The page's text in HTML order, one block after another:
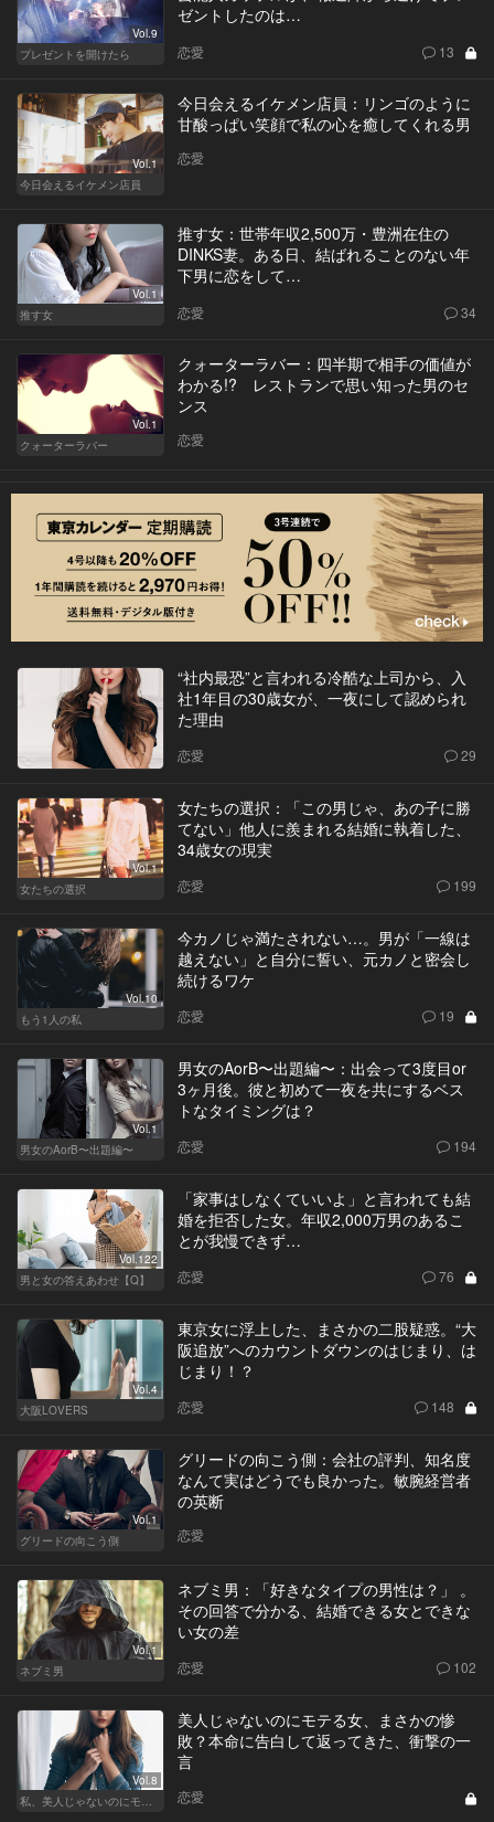
Vol.9
プレゼントを開けたら
ゼントしたのは…
恋愛 13
Vol.1
今日会えるイケメン店員
今日会えるイケメン店員：リンゴのように
甘酸っぱい笑顔で私の心を癒してくれる男
恋愛
Vol.1
推す女
推す女：世帯年収2,500万・豊洲在住の
DINKS妻。ある日、結ばれることのない年
下男に恋をして…
恋愛 34
Vol.1
クォーターラバー
クォーターラバー：四半期で相手の価値が
わかる!? レストランで思い知った男のセ
ンス
恋愛
“社内最恐”と言われる冷酷な上司から、入
社1年目の30歳女が、一夜にして認められ
た理由
恋愛 29
Vol.1
女たちの選択
女たちの選択：「この男じゃ、あの子に勝
てない」他人に羨まれる結婚に執着した、
34歳女の現実
恋愛 199
Vol.10
もう1人の私
今カノじゃ満たされない…。男が「一線は
越えない」と自分に誓い、元カノと密会し
続けるワケ
恋愛 19
Vol.1
男女のAorB〜出題編〜
男女のAorB〜出題編〜：出会って3度目or
3ヶ月後。彼と初めて一夜を共にするベス
トなタイミングは？
恋愛 194
Vol.122
男と女の答えあわせ【Q】
「家事はしなくていいよ」と言われても結
婚を拒否した女。年収2,000万男のあるこ
とが我慢できず…
恋愛 76
Vol.4
大阪LOVERS
東京女に浮上した、まさかの二股疑惑。“大
阪追放”へのカウントダウンのはじまり、は
じまり！？
恋愛 148
Vol.1
グリードの向こう側
グリードの向こう側：会社の評判、知名度
なんて実はどうでも良かった。敏腕経営者
の英断
恋愛
Vol.1
ネブミ男
ネブミ男：「好きなタイプの男性は？」 。
その回答で分かる、結婚できる女とできな
い女の差
恋愛 102
Vol.8
美人じゃないのにモテる女、まさかの惨
敗？本命に告白して返ってきた、衝撃の一
言
恋愛